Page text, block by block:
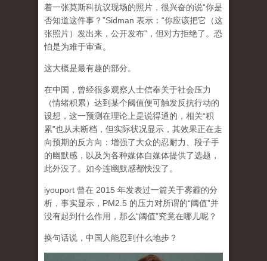
着一张莫斯科抗议现场的照片，很兴奋的说“你是
否知道这件事？”Sidman 表示：“你应该把它（这
张照片）发出来，公开发布”，但对方拒绝了。恐
怕是为难于审查。
这大概是最有趣的部分。
在中国，曾经很多观察人士信奉关于社会压力
（情绪积累）达到某个阈值便可触发反抗行动的
设想，这一预测在理论上是说得通的，相关“积
累”也从未断档，但实际状况显示，其效果正在走
向预期的反方向：增强了大众的忍耐力、段子手
的幽默感，以及为各种媒体自媒体提供了选题，
此外没了。如今连幽默感都快没了。
iyouport 曾在 2015 年发表过一篇关于雾霾的分
析，事实显示，PM2.5 的压力对所谓的“阈值”并
没有起到什么作用，那么“阈值”究竟在哪儿呢？
换句话说，中国人能忍到什么地步？